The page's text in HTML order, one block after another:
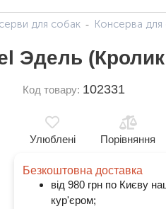
для собак Консерва
Эдель
Код товару: 102331
Улюблені Порівняння
Безкоштовна доставка
від 980 грн по Києву
кур'єром;